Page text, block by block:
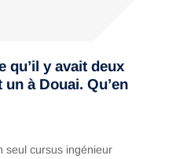
qu’il y avait deux
à Douai. Qu’en
seul cursus ingénieur